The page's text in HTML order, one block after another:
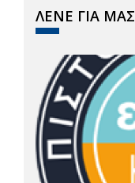
ΛΕΝΕ ΓΙΑ ΜΑΣ